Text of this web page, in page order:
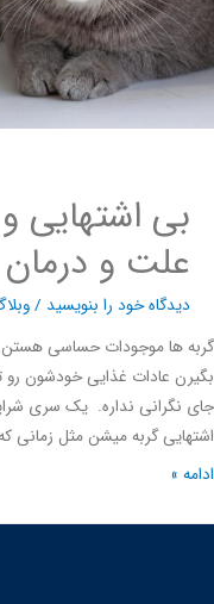
بی اشتهایی و
علت و درمان
دیدگاه‌ خود را بنویسید/وبلاگ/
ها موجودات حساسی هستن و
عادات غذایی خودشون رو
نگرانی نداره. یک سری
گربه میشن مثل زمانی که
»